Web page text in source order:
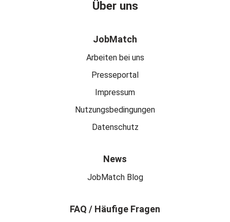
Über uns
JobMatch
Arbeiten bei uns
Presseportal
Impressum
Nutzungsbedingungen
Datenschutz
News
JobMatch Blog
FAQ / Häufige Fragen